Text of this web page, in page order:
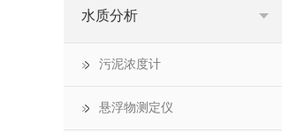
水质分析
污泥浓度计
悬浮物测定仪